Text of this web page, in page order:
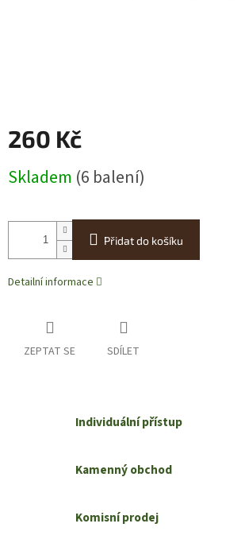
260 Kč
cena:
Skladem (6 balení)
Přidat do košíku
Detailní informace
ZEPTAT SE SDÍLET
Individuální přístup
Kamenný obchod
Komisní prodej